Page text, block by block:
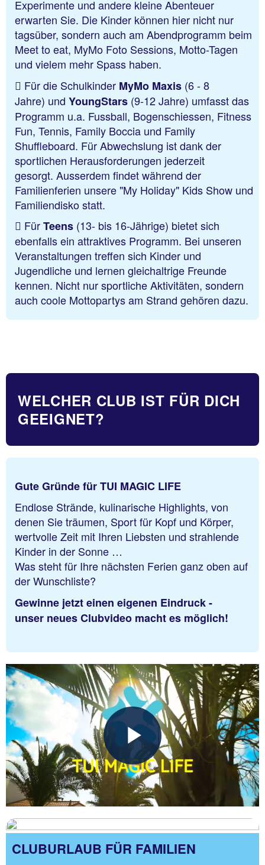
Experimente und andere kleine Abenteuer
erwarten Sie. Die Kinder können hier nicht nur
tagsüber, sondern auch am Abendprogramm beim
Meet to eat, MyMo Foto Sessions, Motto-Tagen
und vielem mehr Spass haben.
Für die Schulkinder MyMo Maxis (6 - 8
Jahre) und YoungStars (9-12 Jahre) umfasst das
Programm u.a. Fussball, Bogenschiessen, Fitness
Fun, Tennis, Family Boccia und Family
Shuffleboard. Für Abwechslung ist dank der
sportlichen Herausforderungen jederzeit
gesorgt. Ausserdem findet während der
Familienferien unsere "My Holiday" Kids Show und
Familiendisko statt.
FürTeens (13- bis 16-Jährige) bietet sich
ebenfalls ein attraktives Programm. Bei unseren
Veranstaltungen treffen sich Kinder und
Jugendliche und lernen gleichaltrige Freunde
kennen. Nicht nur sportliche Aktivitäten, sondern
auch coole Mottopartys am Strand gehören dazu.
WELCHER CLUB IST FÜR DICH
GEEIGNET?
Gute Gründe für TUI MAGIC LIFE
Endlose Strände, kulinarische Highlights, von
denen Sie träumen, Sport für Kopf und Körper,
wertvolle Zeit mit Ihren Liebsten und strahlende
Kinder in der Sonne …
Was steht für Ihre nächsten Ferien ganz oben auf
der Wunschliste?
Gewinne jetzt einen eigenen Eindruck -
unser neues Clubvideo macht es möglich!
CLUBURLAUB FÜR FAMILIEN